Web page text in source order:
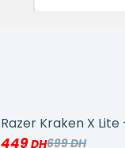
Razer Kraken X Lite
699
449